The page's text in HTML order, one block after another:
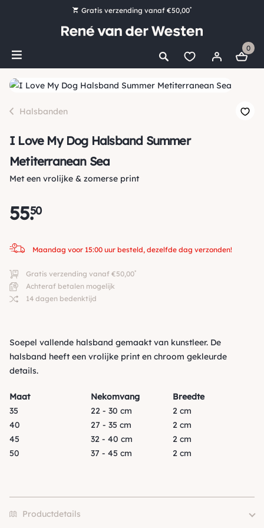
Gratis verzending vanaf €50,00*
Bestel nu, betaal later met Klarna
Ruim 16.000 artikelen op voorraad
0
Halsbanden
I Love My Dog Halsband Summer
Metiterranean Sea
Met een vrolijke & zomerse print
55.
50
Maandag voor 15:00 uur besteld, dezelfde dag verzonden!
Gratis verzending vanaf €50,00*
Achteraf betalen mogelijk
14 dagen bedenktijd
Soepel vallende halsband gemaakt van kunstleer. De
halsband heeft een vrolijke print en chroom gekleurde
details.
Maat Nekomvang
Breedte
35
22 - 30 cm
2 cm
40
27 - 35 cm
2 cm
45
32 - 40 cm
2 cm
50
37 - 45 cm 2 cm
Productdetails